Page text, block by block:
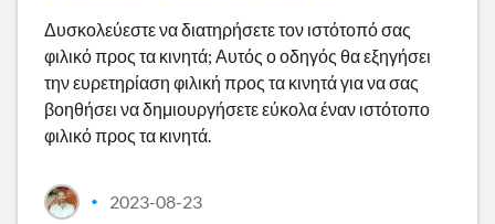
Δυσκολεύεστε να διατηρήσετε τον ιστότοπό σας
φιλικό προς τα κινητά; Αυτός ο οδηγός θα εξηγήσει
την ευρετηρίαση φιλική προς τα κινητά για να σας
βοηθήσει να δημιουργήσετε εύκολα έναν ιστότοπο
φιλικό προς τα κινητά.
• 2023-08-23